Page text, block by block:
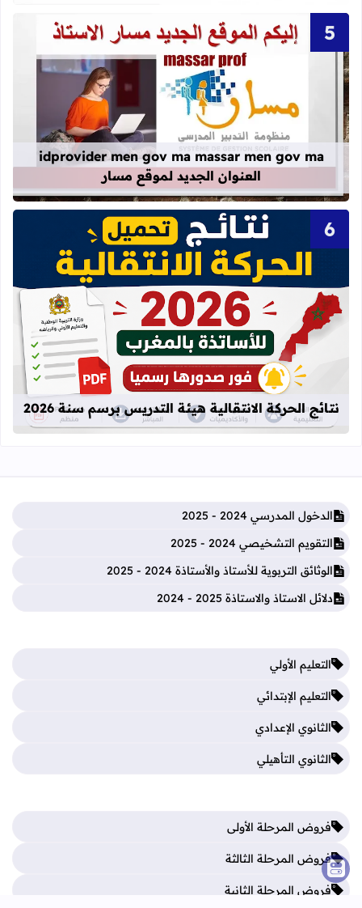
قراءة المزيد عن idprovider men gov ma massar men gov ma العنوان الجديد لموقع مسار
idprovider men gov ma massar men gov ma
العنوان الجديد لموقع مسار
قراءة المزيد عن نتائج الحركة
نتائج الحركة الانتقالية هيئة التدريس برسم سنة 2026
الدخول المدرسي 2024 - 2025
التقويم التشخيصي 2024 - 2025
الوثائق التربوية للأستاذ والأستاذة 2024 - 2025
دلائل الاستاذ والاستاذة 2025 - 2024
التعليم الأولي
التعليم الإبتدائي
الثانوي الإعدادي
الثانوي التأهيلي
فروض المرحلة الأولى
فروض المرحلة الثالثة
فروض المرحلة الثانية